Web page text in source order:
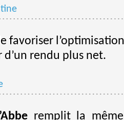
favoriser
rendu plus net.
remplit la